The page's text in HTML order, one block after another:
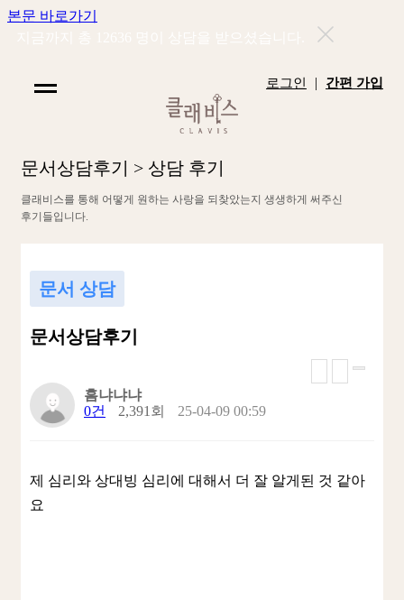
본문 바로가기
로그인 | 간편 가입
문서 상담후기 > 상담 후기
클래 비 스를 통해 어 떻게 원하는 사랑을 되 찾았는지 생생하게 써 주신
후기 들입 니 다.
문서 상담
문서상담후기
흠냐냐냐
0건
2,391회 25-04-09 00:59
제 심리와 상대빙 심리에 대해서 더 잘 알게된 것 같아
요